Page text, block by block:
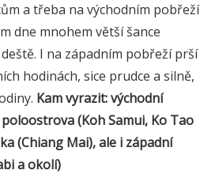
a třeba na východním pobřeží
dne mnohem větší šance
I na západním pobřeží prší
hodinách, sice prudce a silně,
Kam vyrazit: východní
(Koh Samui, Ko Tao
(Chiang Mai), ale i západní
a okolí)